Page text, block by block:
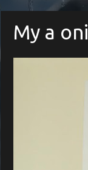
My a oni